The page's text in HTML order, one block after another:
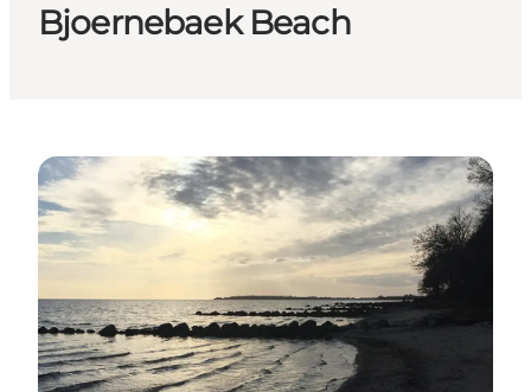
Bjoernebaek Beach